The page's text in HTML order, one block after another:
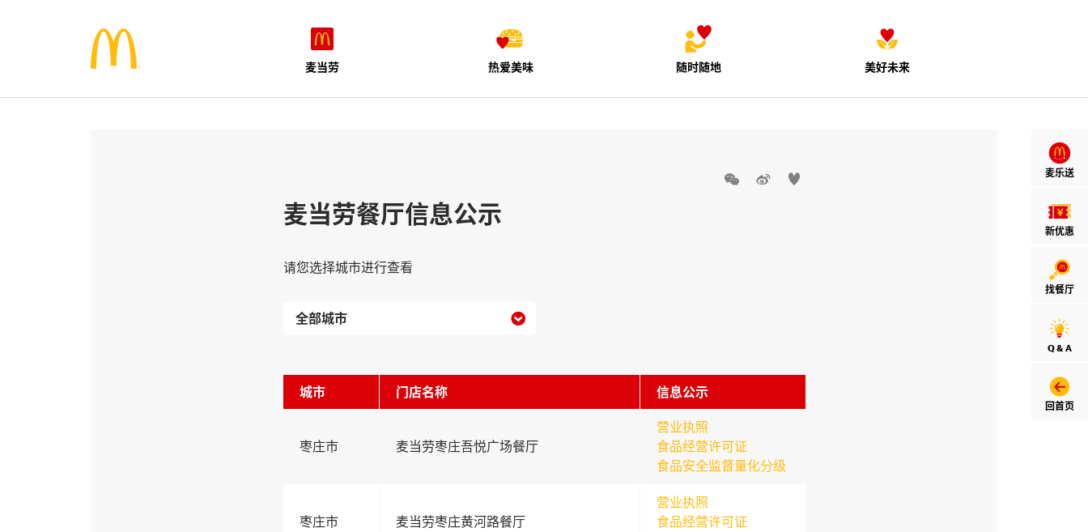
麦当劳 热爱美味 随时随地 美好未来
麦乐送
新优惠
找餐厅
Q & A
回首页
  
麦当劳餐厅信息公示
请您选择城市进行查看

城市 门店名称 信息公示
枣庄市 麦当劳枣庄吾悦广场餐厅
营业执照
食品经营许可证
食品安全监督量化分级
枣庄市 麦当劳枣庄黄河路餐厅
营业执照
食品经营许可证